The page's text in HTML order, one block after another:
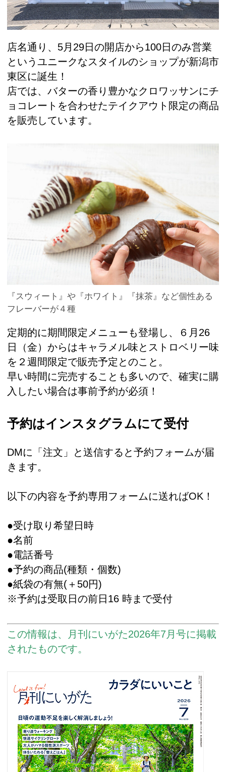
店名通り、5月29日の開店から100日のみ営業
というユニークなスタイルのショップが新潟市
東区に誕生！
店では、バターの香り豊かなクロワッサンにチ
ョコレートを合わせたテイクアウト限定の商品
を販売しています。
『スウィート』や『ホワイト』『抹茶』など個性ある
フレーバーが４種
定期的に期間限定メニューも登場し、６月26
日（金）からはキャラメル味とストロベリー味
を２週間限定で販売予定とのこと。
早い時間に完売することも多いので、確実に購
入したい場合は事前予約が必須！
予約はインスタグラムにて受付
DMに「注文」と送信すると予約フォームが届
きます。
以下の内容を予約専用フォームに送ればOK！
●受け取り希望日時
●名前
●電話番号
●予約の商品(種類・個数)
●紙袋の有無(＋50円)
※予約は受取日の前日16 時まで受付
この情報は、月刊にいがた2026年7月号に掲載
されたものです。